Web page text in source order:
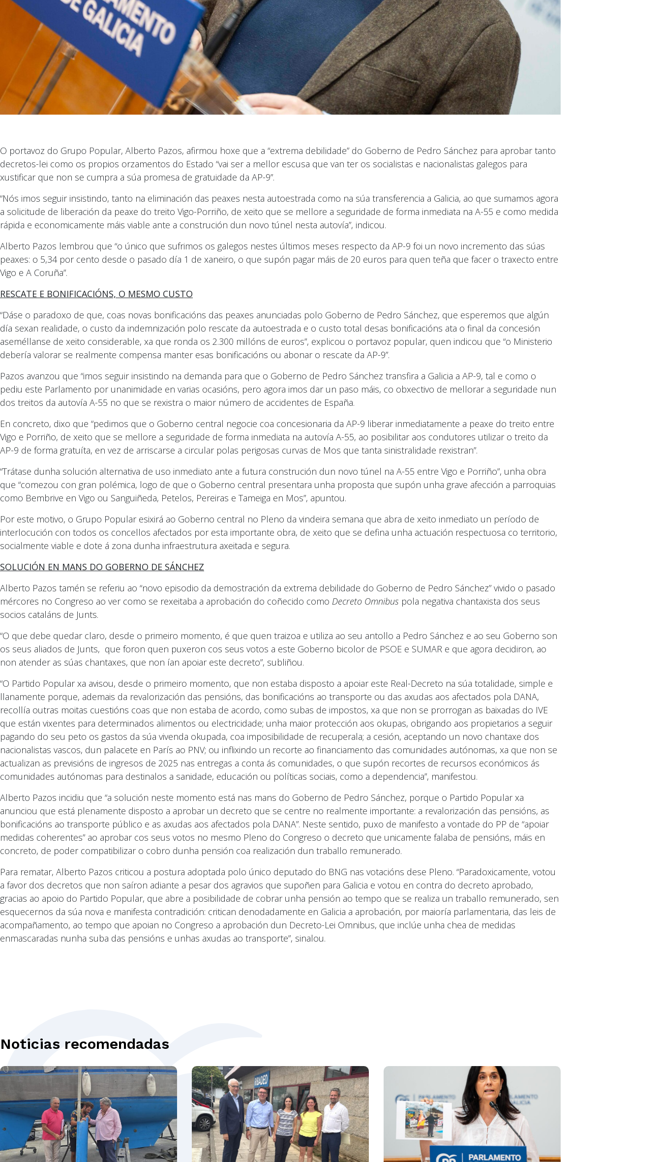
O portavoz do Grupo Popular, Alberto Pazos, afirmou hoxe que a “extrema debilidade” do Goberno de Pedro Sánchez para aprobar tanto
decretos-lei como os propios orzamentos do Estado “vai ser a mellor escusa que van ter os socialistas e nacionalistas galegos para
xustificar que non se cumpra a súa promesa de gratuidade da AP-9”.
“Nós imos seguir insistindo, tanto na eliminación das peaxes nesta autoestrada como na súa transferencia a Galicia, ao que sumamos agora
a solicitude de liberación da peaxe do treito Vigo-Porriño, de xeito que se mellore a seguridade de forma inmediata na A-55 e como medida
rápida e economicamente máis viable ante a construción dun novo túnel nesta autovía”, indicou.
Alberto Pazos lembrou que “o único que sufrimos os galegos nestes últimos meses respecto da AP-9 foi un novo incremento das súas
peaxes: o 5,34 por cento desde o pasado día 1 de xaneiro, o que supón pagar máis de 20 euros para quen teña que facer o traxecto entre
Vigo e A Coruña”.
RESCATE E BONIFICACIÓNS, O MESMO CUSTO
“Dáse o paradoxo de que, coas novas bonificacións das peaxes anunciadas polo Goberno de Pedro Sánchez, que esperemos que algún
día sexan realidade, o custo da indemnización polo rescate da autoestrada e o custo total desas bonificacións ata o final da concesión
aseméllanse de xeito considerable, xa que ronda os 2.300 millóns de euros”, explicou o portavoz popular, quen indicou que “o Ministerio
debería valorar se realmente compensa manter esas bonificacións ou abonar o rescate da AP-9”.
Pazos avanzou que “imos seguir insistindo na demanda para que o Goberno de Pedro Sánchez transfira a Galicia a AP-9, tal e como o
pediu este Parlamento por unanimidade en varias ocasións, pero agora imos dar un paso máis, co obxectivo de mellorar a seguridade nun
dos treitos da autovía A-55 no que se rexistra o maior número de accidentes de España.
En concreto, dixo que “pedimos que o Goberno central negocie coa concesionaria da AP-9 liberar inmediatamente a peaxe do treito entre
Vigo e Porriño, de xeito que se mellore a seguridade de forma inmediata na autovía A-55, ao posibilitar aos condutores utilizar o treito da
AP-9 de forma gratuíta, en vez de arriscarse a circular polas perigosas curvas de Mos que tanta sinistralidade rexistran”.
“Trátase dunha solución alternativa de uso inmediato ante a futura construción dun novo túnel na A-55 entre Vigo e Porriño”, unha obra
que “comezou con gran polémica, logo de que o Goberno central presentara unha proposta que supón unha grave afección a parroquias
como Bembrive en Vigo ou Sanguiñeda, Petelos, Pereiras e Tameiga en Mos”, apuntou.
Por este motivo, o Grupo Popular esixirá ao Goberno central no Pleno da vindeira semana que abra de xeito inmediato un período de
interlocución con todos os concellos afectados por esta importante obra, de xeito que se defina unha actuación respectuosa co territorio,
socialmente viable e dote á zona dunha infraestrutura axeitada e segura.
SOLUCIÓN EN MANS DO GOBERNO DE SÁNCHEZ
Alberto Pazos tamén se referiu ao “novo episodio da demostración da extrema debilidade do Goberno de Pedro Sánchez” vivido o pasado
mércores no Congreso ao ver como se rexeitaba a aprobación do coñecido como Decreto Omnibus pola negativa chantaxista dos seus
socios cataláns de Junts.
“O que debe quedar claro, desde o primeiro momento, é que quen traizoa e utiliza ao seu antollo a Pedro Sánchez e ao seu Goberno son
os seus aliados de Junts, que foron quen puxeron cos seus votos a este Goberno bicolor de PSOE e SUMAR e que agora decidiron, ao
non atender as súas chantaxes, que non ían apoiar este decreto”, subliñou.
“O Partido Popular xa avisou, desde o primeiro momento, que non estaba disposto a apoiar este Real-Decreto na súa totalidade, simple e
llanamente porque, ademais da revalorización das pensións, das bonificacións ao transporte ou das axudas aos afectados pola DANA,
recollía outras moitas cuestións coas que non estaba de acordo, como subas de impostos, xa que non se prorrogan as baixadas do IVE
que están vixentes para determinados alimentos ou electricidade; unha maior protección aos okupas, obrigando aos propietarios a seguir
pagando do seu peto os gastos da súa vivenda okupada, coa imposibilidade de recuperala; a cesión, aceptando un novo chantaxe dos
nacionalistas vascos, dun palacete en París ao PNV; ou inflixindo un recorte ao financiamento das comunidades autónomas, xa que non se
actualizan as previsións de ingresos de 2025 nas entregas a conta ás comunidades, o que supón recortes de recursos económicos ás
comunidades autónomas para destinalos a sanidade, educación ou políticas sociais, como a dependencia”, manifestou.
Alberto Pazos incidiu que “a solución neste momento está nas mans do Goberno de Pedro Sánchez, porque o Partido Popular xa
anunciou que está plenamente disposto a aprobar un decreto que se centre no realmente importante: a revalorización das pensións, as
bonificacións ao transporte público e as axudas aos afectados pola DANA”. Neste sentido, puxo de manifesto a vontade do PP de “apoiar
medidas coherentes” ao aprobar cos seus votos no mesmo Pleno do Congreso o decreto que unicamente falaba de pensións, máis en
concreto, de poder compatibilizar o cobro dunha pensión coa realización dun traballo remunerado.
Para rematar, Alberto Pazos criticou a postura adoptada polo único deputado do BNG nas votacións dese Pleno. “Paradoxicamente, votou
a favor dos decretos que non saíron adiante a pesar dos agravios que supoñen para Galicia e votou en contra do decreto aprobado,
gracias ao apoio do Partido Popular, que abre a posibilidade de cobrar unha pensión ao tempo que se realiza un traballo remunerado, sen
esquecernos da súa nova e manifesta contradición: critican denodadamente en Galicia a aprobación, por maioría parlamentaria, das leis de
acompañamento, ao tempo que apoian no Congreso a aprobación dun Decreto-Lei Omnibus, que inclúe unha chea de medidas
enmascaradas nunha suba das pensións e unhas axudas ao transporte”, sinalou.
Noticias recomendadas